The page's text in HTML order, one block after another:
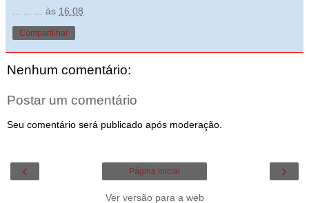
às 16:08
Compartilhar
Nenhum comentário:
Postar um comentário
Seu comentário será publicado após moderação.
‹ ›
Página inicial
Ver versão para a web